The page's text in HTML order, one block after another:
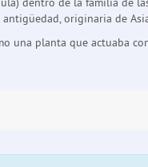
originaria de
una planta que actuaba